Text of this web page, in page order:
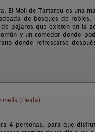
El Molí de Tartareu es una
de bosques de robles,
pájaros que existen en la
y un comedor donde
donde refrescarse
(Lleida)
4 personas, para que